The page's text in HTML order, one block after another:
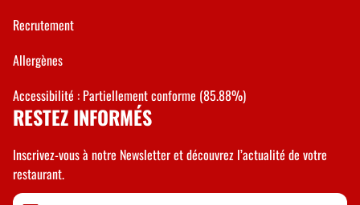
Recrutement
Allergènes
Accessibilité : Partiellement conforme (85.88%)
RESTEZ INFORMÉS
Inscrivez-vous à notre Newsletter et découvrez l’actualité de votre
restaurant.